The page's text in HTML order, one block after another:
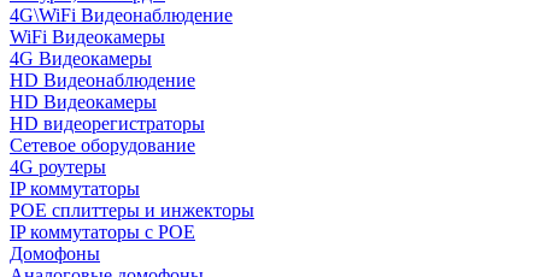
4G\WiFi Видеонаблюдение
WiFi Видеокамеры
4G Видеокамеры
HD Видеонаблюдение
HD Видеокамеры
HD видеорегистраторы
Сетевое оборудование
4G роутеры
IP коммутаторы
POE сплиттеры и инжекторы
IP коммутаторы с POE
Домофоны